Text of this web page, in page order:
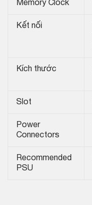
Memory Clock
Kết nối
Kích thước
Slot
Power
Connectors
Recommended
PSU